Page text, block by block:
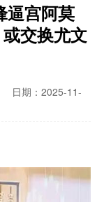
逼宫阿莫
交换尤文
日期：2025-11-